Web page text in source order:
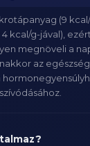
(9
kcal/g-jával),
megnöveli a
az